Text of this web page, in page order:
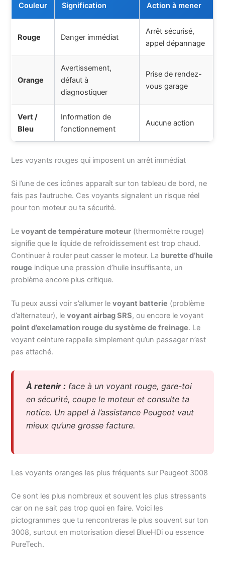
Couleur Signification Action à mener
Rouge Danger immédiat
Arrêt sécurisé,
appel dépannage
Orange
Avertissement,
défaut à
diagnostiquer
Prise de rendez-
vous garage
Vert /
Bleu
Information de
fonctionnement
Aucune action
Les voyants rouges qui imposent un arrêt immédiat
Si l’une de ces icônes apparaît sur ton tableau de bord, ne
fais pas l’autruche. Ces voyants signalent un risque réel
pour ton moteur ou ta sécurité.
Levoyant de température moteur (thermomètre rouge)
signifie que le liquide de refroidissement est trop chaud.
Continuer à rouler peut casser le moteur. La burette d’huile
rouge indique une pression d’huile insuffisante, un
problème encore plus critique.
Tu peux aussi voir s’allumer levoyant batterie (problème
d’alternateur), levoyant airbag SRS, ou encore le voyant
point d’exclamation rouge du système de freinage. Le
voyant ceinture rappelle simplement qu’un passager n’est
pas attaché.
À retenir : face à un voyant rouge, gare-toi
en sécurité, coupe le moteur et consulte ta
notice. Un appel à l’assistance Peugeot vaut
mieux qu’une grosse facture.
Les voyants oranges les plus fréquents sur Peugeot 3008
Ce sont les plus nombreux et souvent les plus stressants
car on ne sait pas trop quoi en faire. Voici les
pictogrammes que tu rencontreras le plus souvent sur ton
3008, surtout en motorisation diesel BlueHDi ou essence
PureTech.